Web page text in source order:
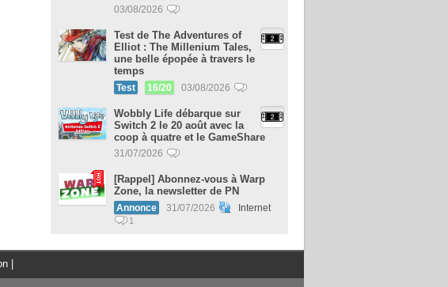
03/08/2026
Test de The Adventures of
Elliot : The Millenium Tales,
une belle épopée à travers le
temps
Test 16/20 03/08/2026
Wobbly Life débarque sur
Switch 2 le 20 août avec la
coop à quatre et le GameShare
31/07/2026
[Rappel] Abonnez-vous à Warp
Zone, la newsletter de PN
Annonce 31/07/2026 Internet
1